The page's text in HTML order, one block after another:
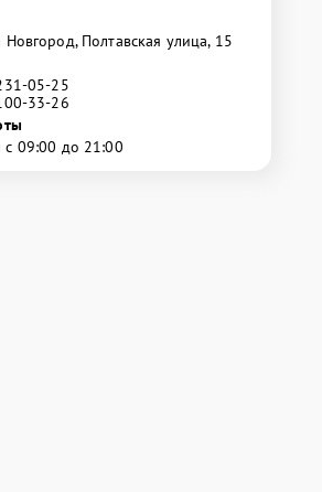
Новгород, Полтавская улица, 15
05-25
33-26
с 09:00 до 21:00